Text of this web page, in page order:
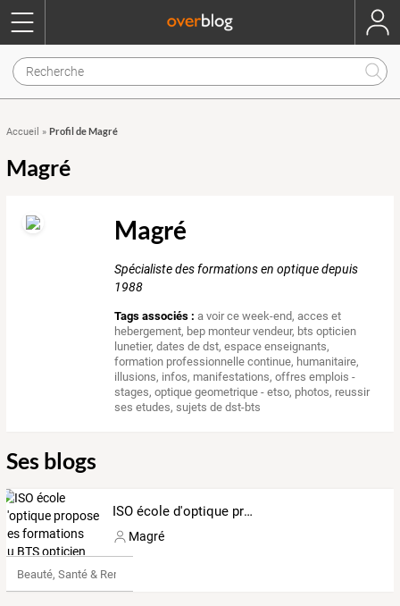
Accueil » Profil de Magré
Magré
Magré
Spécialiste des formations en optique depuis
1988
Tags associés : a voir ce week-end,acces et
hebergement, bep monteur vendeur, bts opticien
lunetier,dates de dst,espace enseignants,
formation professionnelle continue, humanitaire,
illusions, infos, manifestations,offres emplois -
stages,optique geometrique - etso, photos, reussir
ses etudes,sujets de dst-bts
Ses blogs
ISO école d'optique propose des formations au BTS opticien lunetier
Magré
Beauté, Santé & Remise en forme